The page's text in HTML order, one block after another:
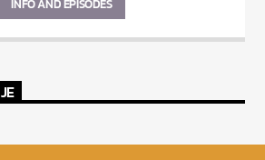
INFO AND EPISODES